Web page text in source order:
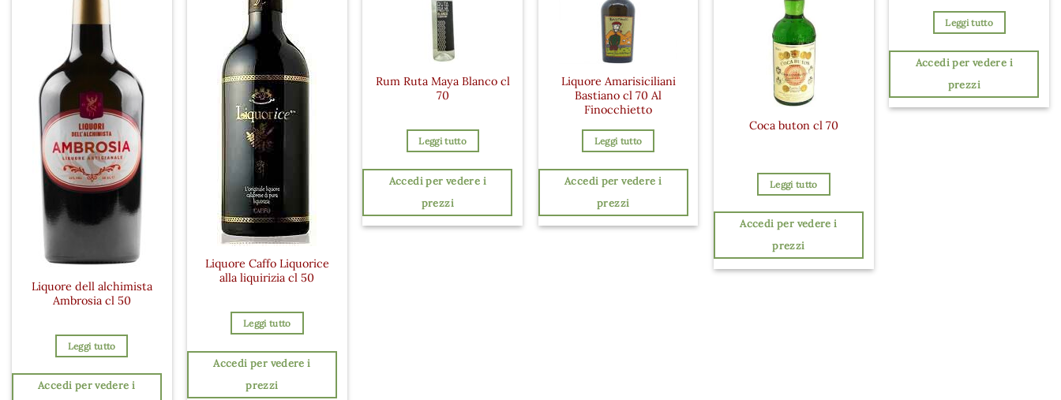
Liquore dell alchimista
Ambrosia cl 50
Leggi tutto
Accedi per vedere i
Liquore Caffo Liquorice
alla liquirizia cl 50
Leggi tutto
Accedi per vedere i
prezzi
Rum Ruta Maya Blanco cl
70
Leggi tutto
Accedi per vedere i
prezzi
Liquore Amarisiciliani
Bastiano cl 70 Al
Finocchietto
Leggi tutto
Accedi per vedere i
prezzi
Coca buton cl 70
Leggi tutto
Accedi per vedere i
prezzi
Leggi tutto
Accedi per vedere i
prezzi